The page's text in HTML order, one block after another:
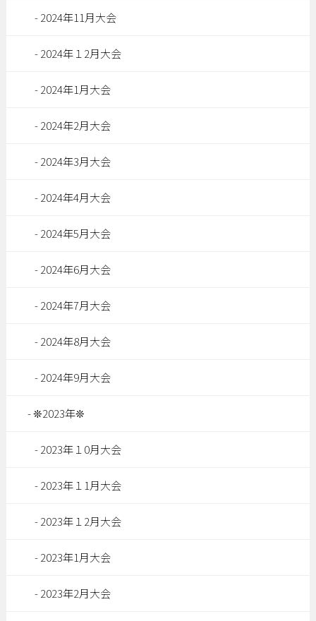
2024年11月大会
2024年１2月大会
2024年1月大会
2024年2月大会
2024年3月大会
2024年4月大会
2024年5月大会
2024年6月大会
2024年7月大会
2024年8月大会
2024年9月大会
❊2023年❊
2023年１0月大会
2023年１1月大会
2023年１2月大会
2023年1月大会
2023年2月大会